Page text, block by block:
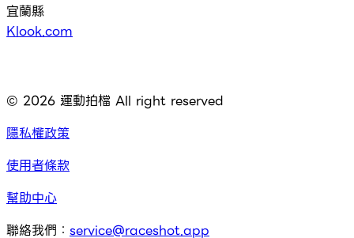
宜蘭縣
Klook.com
© 2026 運動拍檔 All right reserved
隱私權政策
使用者條款
幫助中心
聯絡我們： service@raceshot.app